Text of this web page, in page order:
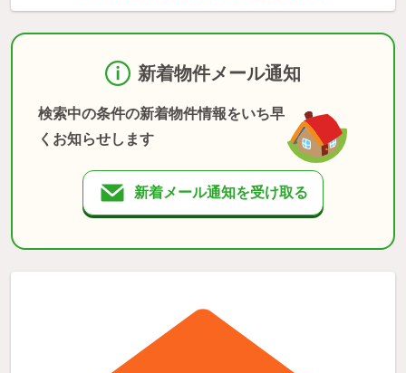
新着物件メール通知
検索中の条件の新着物件情報をいち早
くお知らせします
新着メール通知を受け取る